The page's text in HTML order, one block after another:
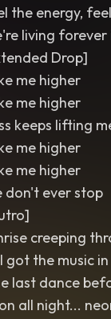
the energy,
living
Drop]
me higher
me higher
keeps lifting
me higher
me higher
don't ever stop
creeping
got the music
last dance
all night...